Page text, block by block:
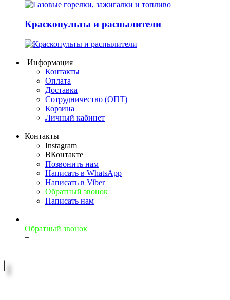
Краскопульты и распылители
+
Информация
Контакты
Оплата
Доставка
Сотрудничество (ОПТ)
Корзина
Личный кабинет
+
Контакты
Instagram
ВКонтакте
Позвонить нам
Написать в WhatsApp
Написать в Viber
Обратный звонок
Написать нам
+
Обратный звонок
+